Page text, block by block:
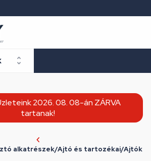
2026. 08. 08-án ZÁRVA
tartanak!
alkatrészek/Ajtó és tartozékai/Ajtók